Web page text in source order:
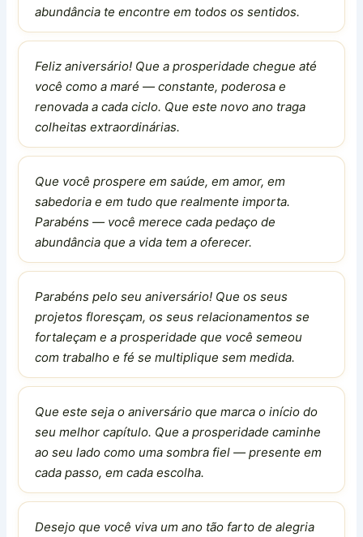
abundância te encontre em todos os sentidos.
Feliz aniversário! Que a prosperidade chegue até
você como a maré — constante, poderosa e
renovada a cada ciclo. Que este novo ano traga
colheitas extraordinárias.
Que você prospere em saúde, em amor, em
sabedoria e em tudo que realmente importa.
Parabéns — você merece cada pedaço de
abundância que a vida tem a oferecer.
Parabéns pelo seu aniversário! Que os seus
projetos floresçam, os seus relacionamentos se
fortaleçam e a prosperidade que você semeou
com trabalho e fé se multiplique sem medida.
Que este seja o aniversário que marca o início do
seu melhor capítulo. Que a prosperidade caminhe
ao seu lado como uma sombra fiel — presente em
cada passo, em cada escolha.
Desejo que você viva um ano tão farto de alegria